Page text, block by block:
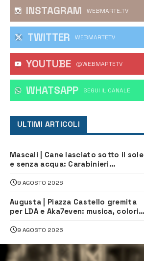
INSTAGRAM WEBMARTE.TV
TWITTER WEBMARTETV
YOUTUBE @WEBMARTETV
WHATSAPP ‎SEGUI IL CANALE
ULTIMI ARTICOLI
Mascali | Cane lasciato sotto il sole
e senza acqua: Carabinieri
9 AGOSTO 2026
Augusta | Piazza Castello gremita
per LDA e Aka7even: musica, colori
9 AGOSTO 2026